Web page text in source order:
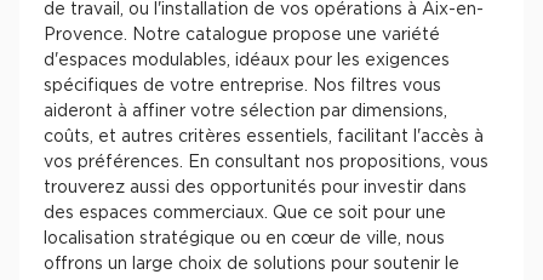
de travail, ou l'installation de vos opérations à Aix-en-
Provence. Notre catalogue propose une variété
d'espaces modulables, idéaux pour les exigences
spécifiques de votre entreprise. Nos filtres vous
aideront à affiner votre sélection par dimensions,
coûts, et autres critères essentiels, facilitant l'accès à
vos préférences. En consultant nos propositions, vous
trouverez aussi des opportunités pour investir dans
des espaces commerciaux. Que ce soit pour une
localisation stratégique ou en cœur de ville, nous
offrons un large choix de solutions pour soutenir le